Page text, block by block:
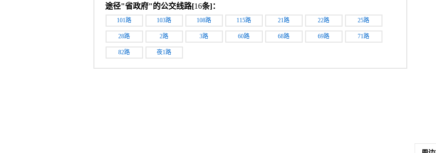
途径"省政府"的公交线路[16条]：
101路 103路 108路 115路 21路 22路 25路
28路 2路 3路 60路 68路 69路 71路
82路 夜1路